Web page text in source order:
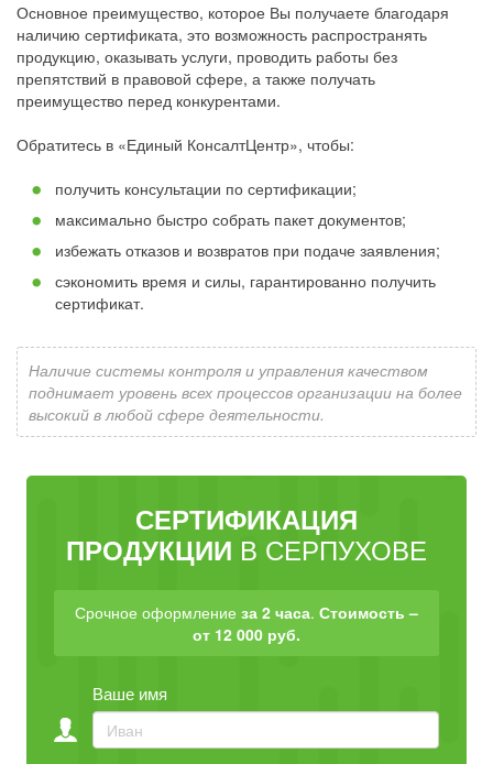
Основное преимущество, которое Вы получаете благодаря
наличию сертификата, это возможность распространять
продукцию, оказывать услуги, проводить работы без
препятствий в правовой сфере, а также получать
преимущество перед конкурентами.
Обратитесь в «Единый КонсалтЦентр», чтобы:
получить консультации по сертификации;
максимально быстро собрать пакет документов;
избежать отказов и возвратов при подаче заявления;
сэкономить время и силы, гарантированно получить
сертификат.
Наличие системы контроля и управления качеством
поднимает уровень всех процессов организации на более
высокий в любой сфере деятельности.
СЕРТИФИКАЦИЯ
ПРОДУКЦИИ В СЕРПУХОВЕ
Срочное оформление за 2 часа. Стоимость –
от 12 000 руб.
Ваше имя